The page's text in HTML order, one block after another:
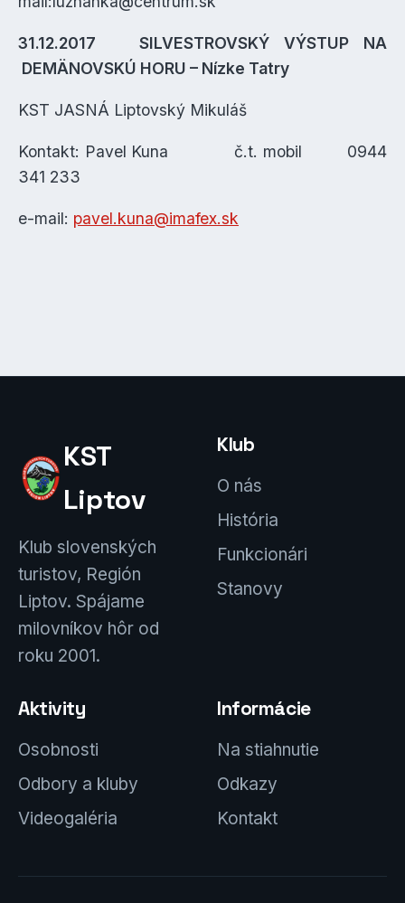
31.12.2017 SILVESTROVSKÝ VÝSTUP NA
DEMÄNOVSKÚ HORU – Nízke Tatry
KST JASNÁ Liptovský Mikuláš
Kontakt: Pavel Kuna č.t. mobil 0944
341 233
e-mail: pavel.kuna@imafex.sk
KST
Liptov
Klub slovenských
turistov, Región
Liptov. Spájame
milovníkov hôr od
roku 2001.
Klub
O nás
História
Funkcionári
Stanovy
Aktivity
Osobnosti
Odbory a kluby
Videogaléria
Informácie
Na stiahnutie
Odkazy
Kontakt